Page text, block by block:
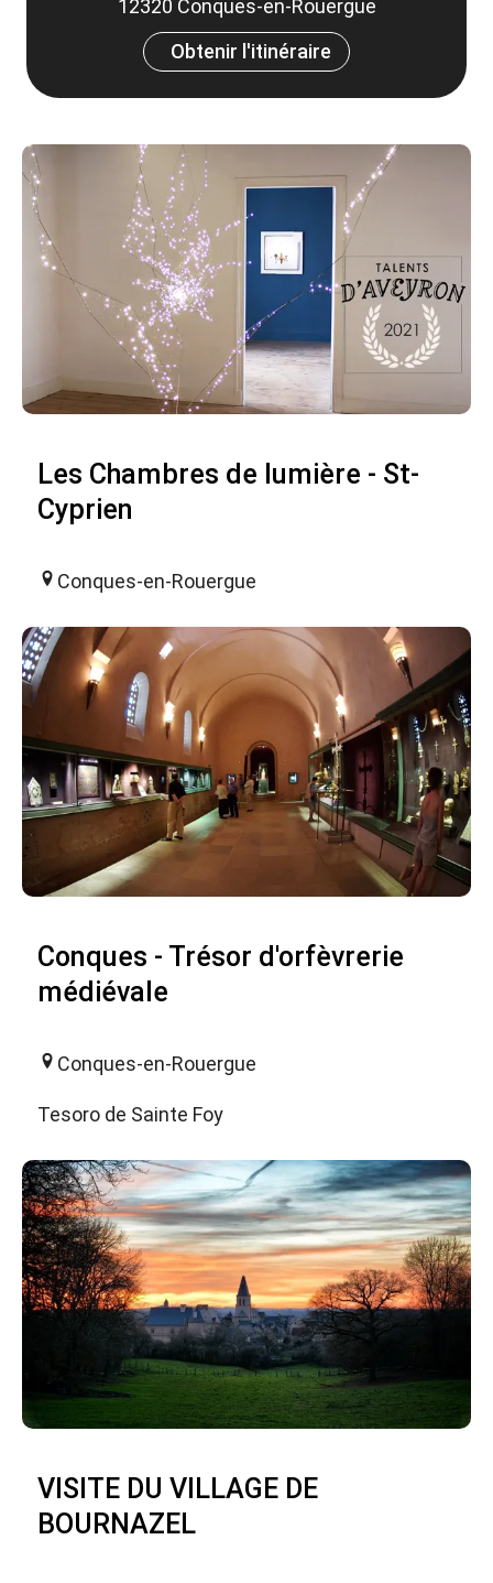
12320 Conques-en-Rouergue
Obtenir l'itinéraire
Les Chambres de lumière - St-
Cyprien
Conques-en-Rouergue
Conques - Trésor d'orfèvrerie
médiévale
Conques-en-Rouergue
Tesoro de Sainte Foy
VISITE DU VILLAGE DE
BOURNAZEL